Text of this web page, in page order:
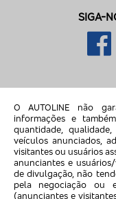
SIGA-
O AUTOLINE não
informações e
quantidade,
veículos anunciados,
visitantes ou usuários
anunciantes e
de divulgação, não
pela negociação ou
(anunciantes e